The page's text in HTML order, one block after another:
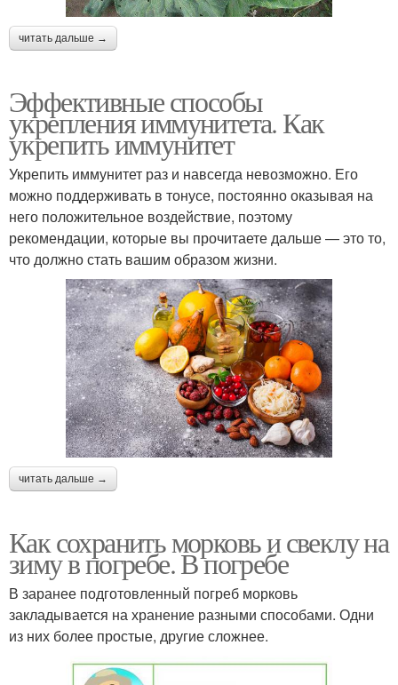
читать дальше →
Эффективные способы
укрепления иммунитета. Как
укрепить иммунитет
Укрепить иммунитет раз и навсегда невозможно. Его
можно поддерживать в тонусе, постоянно оказывая на
него положительное воздействие, поэтому
рекомендации, которые вы прочитаете дальше — это то,
что должно стать вашим образом жизни.
читать дальше →
Как сохранить морковь и свеклу на
зиму в погребе. В погребе
В заранее подготовленный погреб морковь
закладывается на хранение разными способами. Одни
из них более простые, другие сложнее.